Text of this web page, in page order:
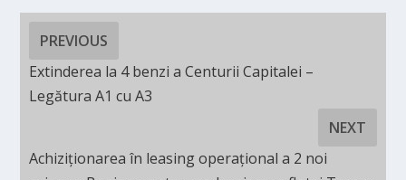
PREVIOUS
Extinderea la 4 benzi a Centurii Capitalei –
Legătura A1 cu A3
NEXT
Achiziționarea în leasing operațional a 2 noi